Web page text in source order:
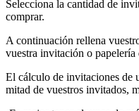
Selecciona la cantidad de
comprar.
A continuación rellena
vuestra invitación o papelería
El cálculo de invitaciones de
mitad de vuestros invitados,